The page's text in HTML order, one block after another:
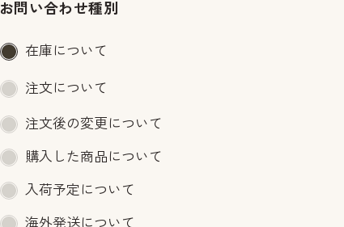
お問い合わせ種別
在庫について
注文について
注文後の変更について
購入した商品について
入荷予定について
海外発送について